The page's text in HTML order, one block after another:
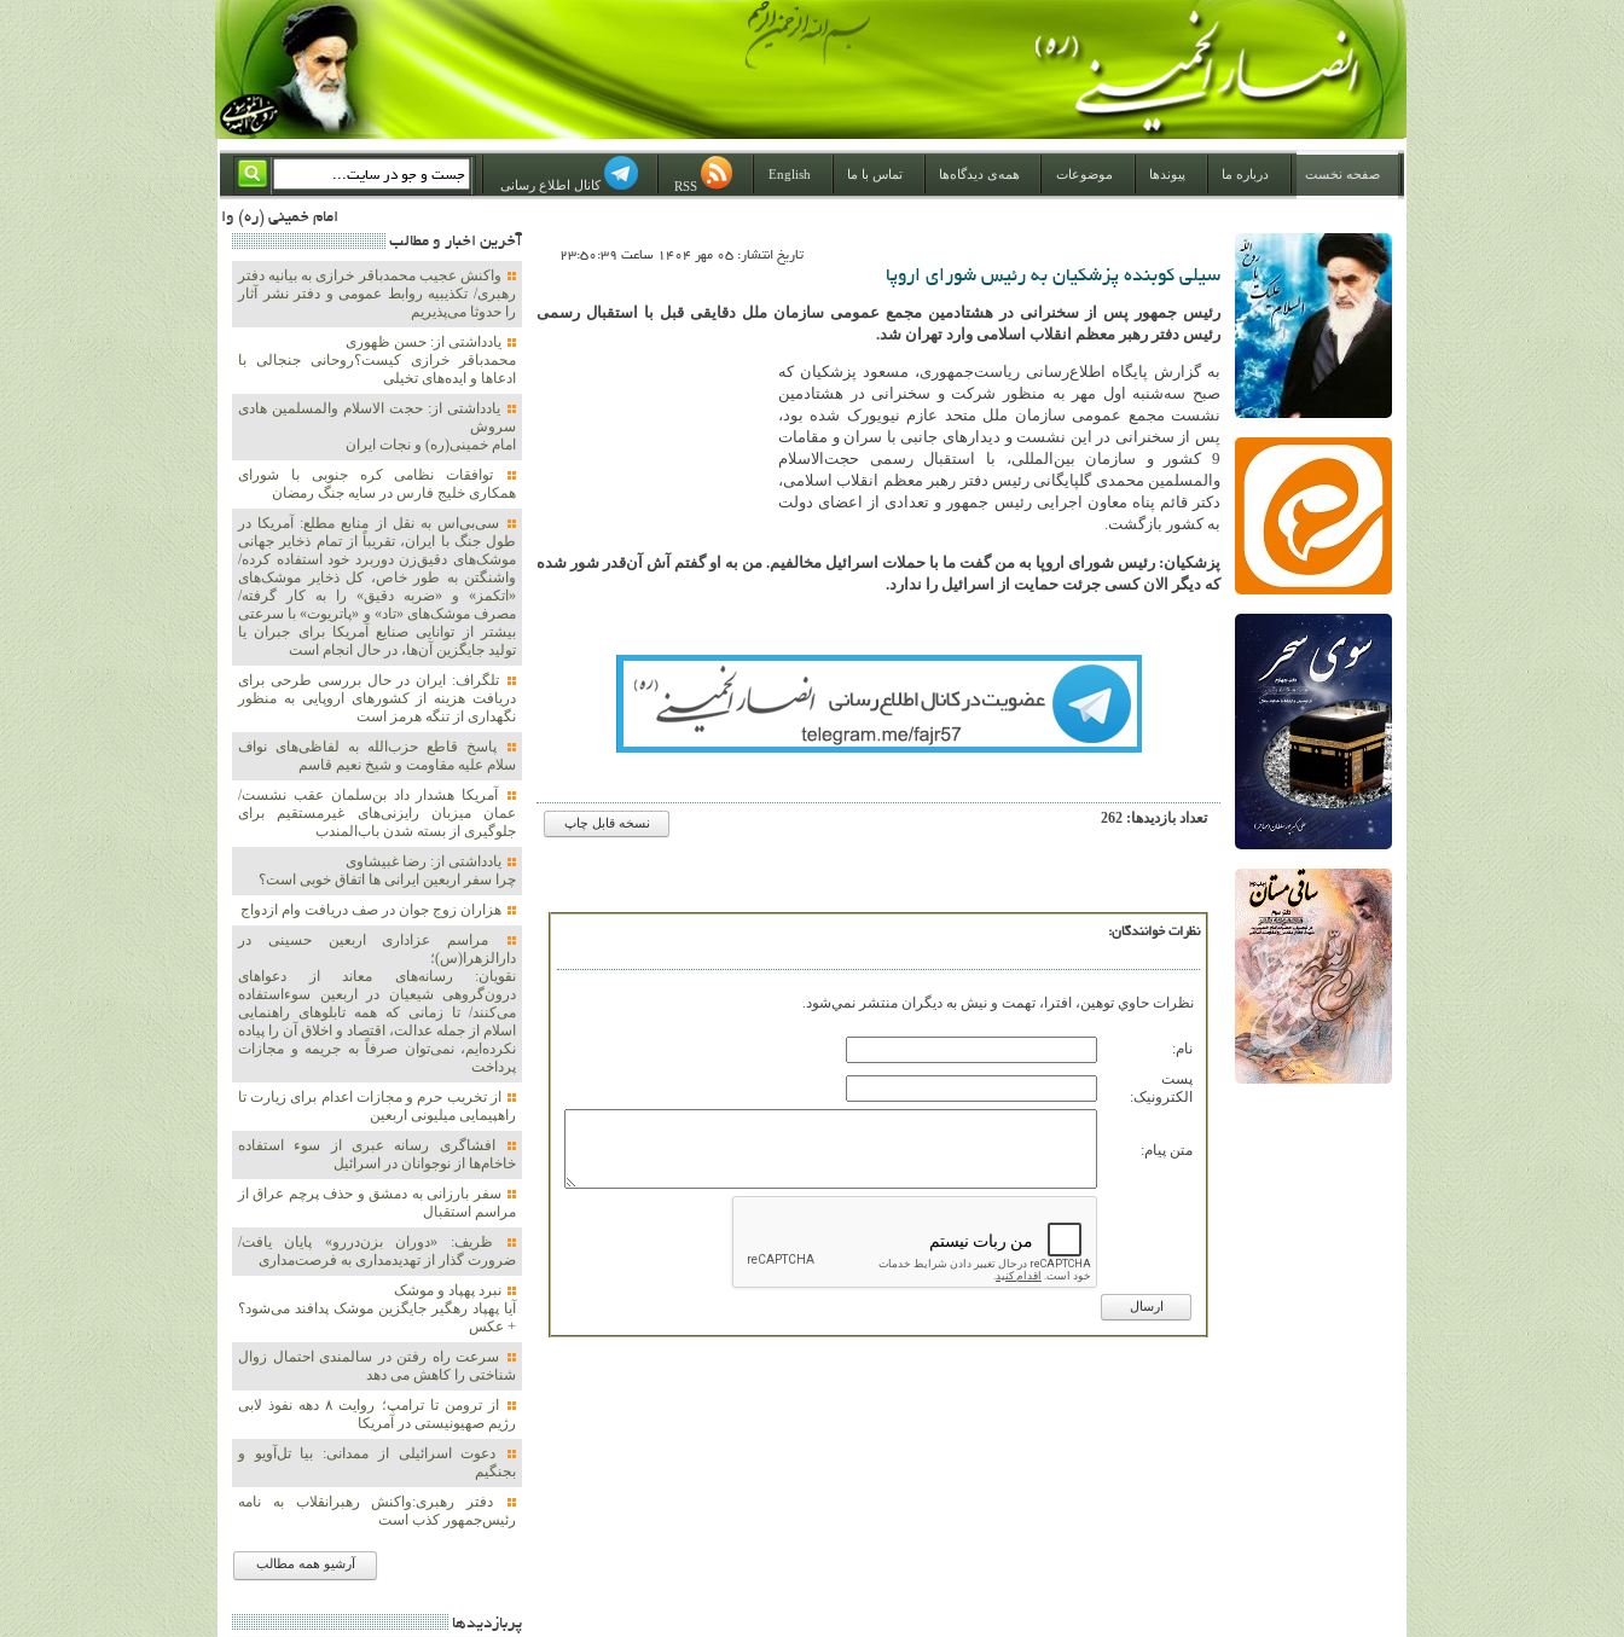
صفحه نخست درباره ما پیوندها موضوعات همه‌ی دیدگاه‌ها تماس با ما
English
کانال اطلاع رسانی
امام خمینی (ره) والله اسلام تمامش سیاست است؛ ***** امام شهید: به گفتار امام و کردار امام اهتمام بورزید ***** امام خمینی(ره): ان شاء الله ما اندوه دلمان را در وقت مناسب با انتقام از امریکا و آل سعود برطرف خواهیم ساخت و داغ و حسرت حلاوت این جنایت بزرگ را بر دلشان خواهیم نهاد 1367/4/29 ***** امام خمینی(رحمة الله علیه) : حکومت آل سعود، این وهابیهای پست بیخبر از خدا بسان خنجرند که همیشه از پشت در قلب مسلمانان فرو رفته‌اند 1366/5/12***** امام خمینی (ره) شهادت در راه خدا مسئله ای نیست
تاريخ انتشار: 05 مهر 1404 ساعت 23:50:39
سیلی کوبنده پزشکیان به رئیس شورای اروپا
رئیس جمهور پس از سخنرانی در هشتادمین مجمع عمومی سازمان ملل دقایقی قبل با استقبال رسمی
رئیس دفتر رهبر معظم انقلاب اسلامی وارد تهران شد.
به گزارش پایگاه اطلاع‌رسانی ریاست‌جمهوری، مسعود پزشکیان که
صبح سه‌شنبه اول مهر به منظور شرکت و سخنرانی در هشتادمین
نشست مجمع عمومی سازمان ملل متحد عازم نیویورک شده بود،
پس از سخنرانی در این نشست و دیدارهای جانبی با سران و مقامات
9 کشور و سازمان بین‌المللی، با استقبال رسمی حجت‌الاسلام
والمسلمین محمدی گلپایگانی رئیس دفتر رهبر معظم انقلاب اسلامی،
دکتر قائم پناه معاون اجرایی رئیس جمهور و تعدادی از اعضای دولت
به کشور بازگشت.
پزشکیان: رئیس شورای اروپا به من گفت ما با حملات اسرائیل مخالفیم. من به او گفتم آش آن‌قدر شور شده
که دیگر الان کسی جرئت حمایت از اسرائیل را ندارد.
تعداد بازديدها: 262 نسخه قابل چاپ
نظرات خوانندگان:
نظرات حاوي توهين، افترا، تهمت و نيش به ديگران منتشر نمي‌شود.
نام:
پست
الکترونيک:
متن پيام:
آخرين اخبار و مطالب
واکنش عجیب محمدباقر خرازی به بیانیه دفتر
رهبری/ تکذیبیه روابط عمومی و دفتر نشر آثار
را حدوثا می‌پذیریم
یادداشتی از: حسن ظهوری
محمدباقر خرازی کیست؟روحانی جنجالی با
ادعاها و ایده‌های تخیلی
یادداشتی از: حجت الاسلام والمسلمین هادی
سروش
امام خمینی(ره) و نجات ایران
توافقات نظامی کره جنوبی با شورای
همکاری خلیج فارس در سایه جنگ رمضان
سی‌بی‌اس به نقل از منابع مطلع: آمریکا در
طول جنگ با ایران، تقریباً از تمام ذخایر جهانی
موشک‌های دقیق‌زن دوربرد خود استفاده کرده/
واشنگتن به طور خاص، کل ذخایر موشک‌های
«اتکمز» و «ضربه دقیق» را به کار گرفته/
مصرف موشک‌های «تاد» و «پاتریوت» با سرعتی
بیشتر از توانایی صنایع آمریکا برای جبران یا
تولید جایگزین آن‌ها، در حال انجام است
تلگراف: ایران در حال بررسی طرحی برای
دریافت هزینه از کشورهای اروپایی به منظور
نگهداری از تنگه هرمز است
پاسخ قاطع حزب‌الله به لفاظی‌های نواف
سلام علیه مقاومت و شیخ نعیم قاسم
آمریکا هشدار داد بن‌سلمان عقب نشست/
عمان میزبان رایزنی‌های غیرمستقیم برای
جلوگیری از بسته شدن باب‌المندب
یادداشتی از: رضا غبیشاوی
چرا سفر اربعین ایرانی ها اتفاق خوبی است؟
هزاران زوج‌ جوان در صف دریافت وام ازدواج
مراسم عزاداری اربعین حسینی در
دارالزهرا(س)؛
نقویان: رسانه‌های معاند از دعواهای
درون‌گروهی شیعیان در اربعین سوءاستفاده
می‌کنند/ تا زمانی که همه تابلوهای راهنمایی
اسلام از جمله عدالت، اقتصاد و اخلاق آن را پیاده
نکرده‌ایم، نمی‌توان صرفاً به جریمه و مجازات
پرداخت
از تخریب حرم و مجازات اعدام برای زیارت تا
راهپیمایی میلیونی اربعین
افشاگری رسانه عبری از سوء استفاده
خاخام‌ها از نوجوانان در اسرائیل
سفر بارزانی به دمشق و حذف پرچم عراق از
مراسم استقبال
ظریف: «دوران بزن‌دررو» پایان یافت/
ضرورت گذار از تهدیدمداری به فرصت‌مداری
نبرد پهپاد و موشک‌
آیا پهپاد رهگیر جایگزین موشک‌ پدافند می‌شود؟
+ عکس
سرعت راه رفتن در سالمندی احتمال زوال
شناختی را کاهش می دهد
از ترومن تا ترامپ؛ روایت ۸ دهه نفوذ لابی
رژیم صهیونیستی در آمریکا
دعوت اسرائیلی از ممدانی: بیا تل‌آویو و
بجنگیم
دفتر رهبری:واکنش رهبرانقلاب به نامه
رئیس‌جمهور کذب است
آرشیو همه مطالب
پربازديدها